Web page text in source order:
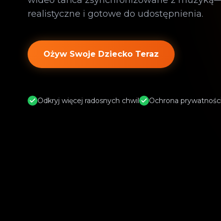
realistyczne i gotowe do udostępnienia.
Ożyw Swoje Dziecko Teraz
Odkryj więcej radosnych chwil Ochrona prywatności